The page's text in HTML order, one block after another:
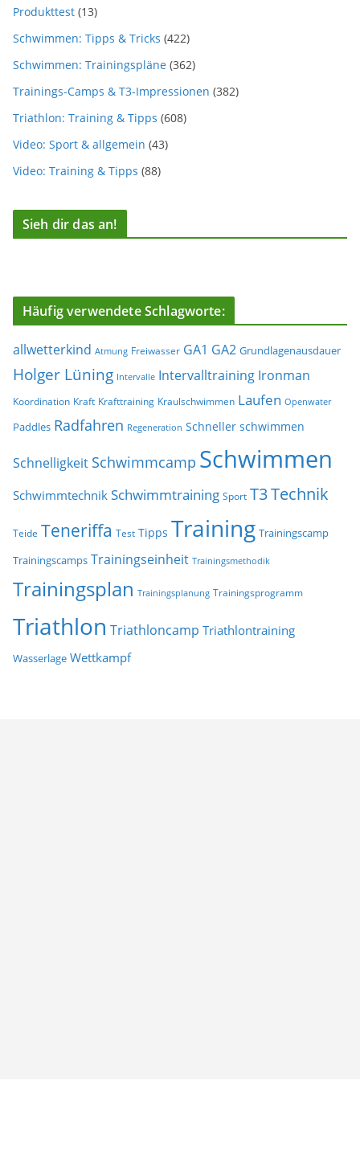
Produkttest (13)
Schwimmen: Tipps & Tricks (422)
Schwimmen: Trainingspläne (362)
Trainings-Camps & T3-Impressionen (382)
Triathlon: Training & Tipps (608)
Video: Sport & allgemein (43)
Video: Training & Tipps (88)
Sieh dir das an!
Häufig verwendete Schlagworte:
allwetterkind Atmung Freiwasser GA1 GA2 Grundlagenausdauer
Holger Lüning Intervalle Intervalltraining Ironman
Koordination Kraft Krafttraining Kraulschwimmen Laufen Openwater
Paddles Radfahren Regeneration Schneller schwimmen
Schnelligkeit Schwimmcamp Schwimmen
Schwimmtechnik Schwimmtraining Sport T3Technik
Teide Teneriffa Test Tipps Training Trainingscamp
Trainingscamps Trainingseinheit Trainingsmethodik
Trainingsplan Trainingsplanung Trainingsprogramm
Triathlon Triathloncamp Triathlontraining
Wasserlage Wettkampf